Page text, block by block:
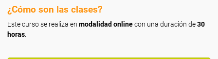
¿Cómo son las clases?
Este curso se realiza en modalidad onlinecon una duración de30
horas